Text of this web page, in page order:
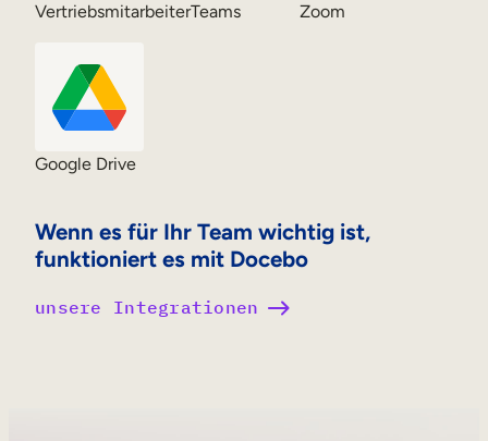
Wenn es für Ihr Team wichtig ist,
funktioniert es mit Docebo
VertriebsmitarbeiterTeams Zoom
Google Drive
unsere Integrationen